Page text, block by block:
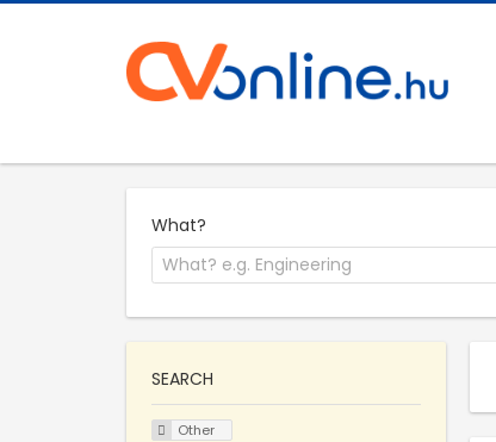
What?
SEARCH
Other